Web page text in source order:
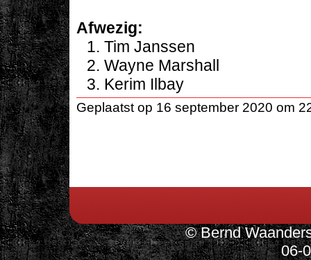
Afwezig:
Tim Janssen
Wayne Marshall
Kerim Ilbay
Geplaatst op 16 september 2020 om
© Bernd
06-